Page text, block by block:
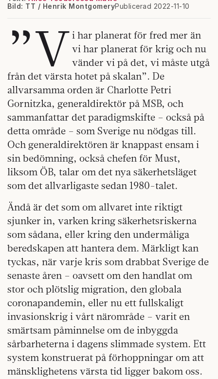
Publicerad 2022-11-10
Bild: TT / Henrik Montgomery
”V i har planerat för fred mer än
vi har planerat för krig och nu
vänder vi på det, vi måste utgå
från det värsta hotet på skalan”. De
allvarsamma orden är Charlotte Petri
Gornitzka, generaldirektör på MSB, och
sammanfattar det paradigmskifte – också på
detta område – som Sverige nu nödgas till.
Och generaldirektören är knappast ensam i
sin bedömning, också chefen för Must,
liksom ÖB, talar om det nya säkerhetsläget
som det allvarligaste sedan 1980-talet.
Ändå är det som om allvaret inte riktigt
sjunker in, varken kring säkerhetsriskerna
som sådana, eller kring den undermåliga
beredskapen att hantera dem. Märkligt kan
tyckas, när varje kris som drabbat Sverige de
senaste åren – oavsett om den handlat om
stor och plötslig migration, den globala
coronapandemin, eller nu ett fullskaligt
invasionskrig i vårt närområde – varit en
smärtsam påminnelse om de inbyggda
sårbarheterna i dagens slimmade system. Ett
system konstruerat på förhoppningar om att
mänsklighetens värsta tid ligger bakom oss.